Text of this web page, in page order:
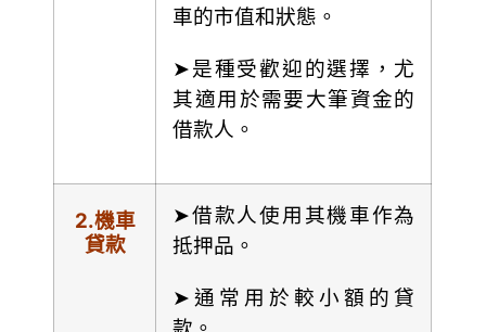
車的市值和狀態。
➤是種受歡迎的選擇，尤
其適用於需要大筆資金的
借款人。
2.機車
貸款
➤借款人使用其機車作為
抵押品。
➤通常用於較小額的貸